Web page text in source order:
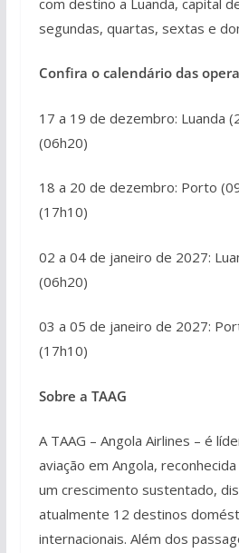
segundas, quartas, sextas e
Confira o calendário das
17 a 19 de dezembro: Luanda
(06h20)
18 a 20 de dezembro: Porto
(17h10)
02 a 04 de janeiro de 2027:
(06h20)
03 a 05 de janeiro de 2027:
(17h10)
Sobre a TAAG
A TAAG – Angola Airlines – é
aviação em Angola,
um crescimento sustentado,
atualmente 12 destinos
internacionais. Além dos